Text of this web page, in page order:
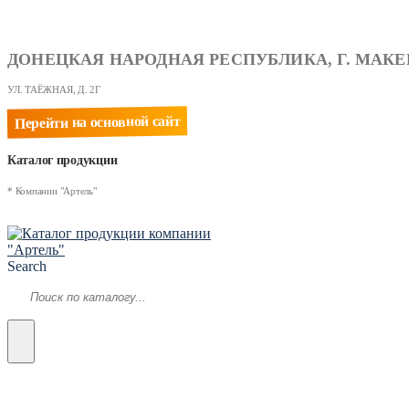
ДОНЕЦКАЯ НАРОДНАЯ РЕСПУБЛИКА, Г.
УЛ. ТАЁЖНАЯ, Д. 2Г
Перейти на основной сайт
Каталог продукции
* Компании "Артель"
Search